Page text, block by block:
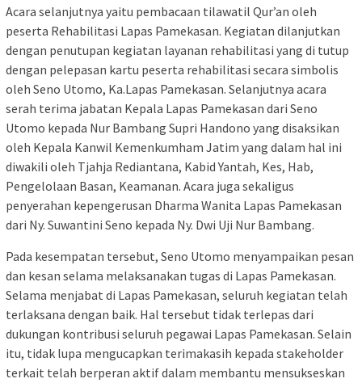
Acara selanjutnya yaitu pembacaan tilawatil Qur’an oleh
peserta Rehabilitasi Lapas Pamekasan. Kegiatan dilanjutkan
dengan penutupan kegiatan layanan rehabilitasi yang di tutup
dengan pelepasan kartu peserta rehabilitasi secara simbolis
oleh Seno Utomo, Ka.Lapas Pamekasan. Selanjutnya acara
serah terima jabatan Kepala Lapas Pamekasan dari Seno
Utomo kepada Nur Bambang Supri Handono yang disaksikan
oleh Kepala Kanwil Kemenkumham Jatim yang dalam hal ini
diwakili oleh Tjahja Rediantana, Kabid Yantah, Kes, Hab,
Pengelolaan Basan, Keamanan. Acara juga sekaligus
penyerahan kepengerusan Dharma Wanita Lapas Pamekasan
dari Ny. Suwantini Seno kepada Ny. Dwi Uji Nur Bambang.
Pada kesempatan tersebut, Seno Utomo menyampaikan pesan
dan kesan selama melaksanakan tugas di Lapas Pamekasan.
Selama menjabat di Lapas Pamekasan, seluruh kegiatan telah
terlaksana dengan baik. Hal tersebut tidak terlepas dari
dukungan kontribusi seluruh pegawai Lapas Pamekasan. Selain
itu, tidak lupa mengucapkan terimakasih kepada stakeholder
terkait telah berperan aktif dalam membantu mensukseskan